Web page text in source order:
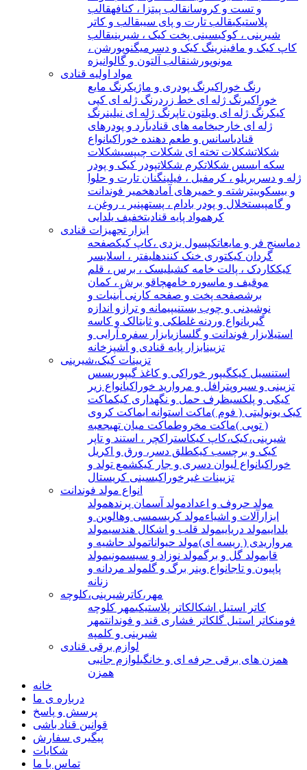
و تست و کروسانقالب پیتزا ، کنافهقالب
پلاستیکیقالب تارت و پای سیبقالب و کاتر
شیرینی ، کوکیسینی پخت کیک ، شیرینیقالب
کاپ کیک و مافینرینگ کیک و دسر میگنوپورشن ،
مونوپورشنقالب آلتون و گالوانیزه
مواد اولیه قنادی
رنگ خوراکیرنگ پودری و ماژیکرنگ مایع
خوراکیرنگ ژله ای خط زردرنگ ژله ای کپی
کیکرنگ ژله ای ویلتون تاپرنگ ژله ای نیلینرنگ
ژله ای خارجیخامه های قنادیآرد و پودرهای
قنادیاسانس و طعم دهنده خوراکیانواع
شکلاتشکلات تخته ای شکلات چیپسیشکلات
سکه ایسس شکلاتکرم شکلاتپودر کیک و پودر
ژله و دسر بریلو ، کرمفیل ، فیلینگنان تارت و حلوا
و بیسکوییترشته و خمیرهای آمادهخمیر فوندانت
و گامپیستخلال و پودر بادام ، پستهپنیر ، روغن ،
کرهمواد پایه قنادیتخفیف یلدایی
ابزار تجهیزات قنادی
دماسنج فر و مایعاتکپسول یزدی ،کاپ کیکصفحه
گردان کیکتوری خنک کنندهلیفتر ، اسلایسر
کیککاردک ، پالت خامه کشیلیسک ، برس ، قلم
موقیف و ماسوره خامهچاقو برش ، کمان
برشصفحه پخت و صفحه کار نی آبنبات و
نوشیدنی و چوب بستنیپیمانه و ترازو اندازه
گیریانواع وردنه غلطکی و ثابتالک و کاسه
استیلابزار فوندانت و گلسازیابزار سفره آرایی و
تزیینابزار پایه قنادی و آشپزخانه
تزیینات کیک،شیرینی
استنسیل کیکگیپور خوراکی و کاغذ گیپوریسس
تزیینی و سیروپترافل و مروارید خوراکیانواع زیر
کیکی و پلکسیظرف حمل و نگهداری کیکماکت
کیک یونولیتی ( فوم )ماکت استوانه ایماکت کروی
( توپی )ماکت مخروطماکت میان تهیجعبه
شیرینی،کیک،کاپ کیکاستراکچر ، استند و تاپر
کیک و برچسب کیکطلق دسر، ورق و اکریل
خوراکیانواع لیوان دسری و جار کیکشمع تولد و
تزیینات غیرخوراکیسینی کریستال
انواع مولد فوندانت
مولد حروف و اعدادمولد آسمان پرندهمولد
ابزارآلات و اشیاءمولد کریسمسی وهالوین و
یلداییمولد دریاییمولد قلب و اشکال هندسیمولد
مرواریدی ( ریسه ای)مولد حیواناتمولد حاشیه و
قابمولد گل و برگمولد نوزاد و سیسمونیمولد
پاپیون و تاجانواع وینر برگ و گلمولد مردانه و
زنانه
مهر،کاترشیرینی،کلوچه
کاتر استیل اشکالکاتر پلاستیکیمهر کلوچه
فومنکاتر استیل گلکاتر فشاری قند و فوندانتمهر
شیرینی و کلمپه
لوازم برقی قنادی
همزن های برقی حرفه ای و خانگیلوازم جانبی
همزن
خانه
درباره ی ما
پرسش و پاسخ
قوانین قناد باشی
پیگیری سفارش
شکایات
تماس با ما